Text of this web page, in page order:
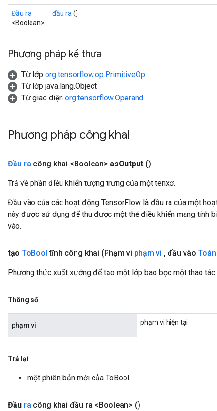
Đầu ra
<Boolean>
đầu ra ()
Phương pháp kế thừa
Từ lớp org.tensorflow.op.PrimitiveOp
Từ lớp java.lang.Object
Từ giao diện org.tensorflow.Operand
Phương pháp công khai
Đầu ra công khai <Boolean> asOutput ()
Trả về phần điều khiển tượng trưng của một tenxơ.
Đầu vào của các hoạt động TensorFlow là đầu ra của một
này được sử dụng để thu được một thẻ điều khiển mang tính
vào.
tạo ToBool tĩnh công khai (Phạm vi phạm vi , đầu vào
Phương thức xuất xưởng để tạo một lớp bao bọc một thao tác
Thông số
phạm vi phạm vi hiện tại
Trả lại
một phiên bản mới của ToBool
Đầu ra công khai đầu ra <Boolean> ()